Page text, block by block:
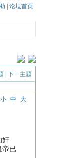
论坛首页
下一主题
小 中 大
奸
帝已